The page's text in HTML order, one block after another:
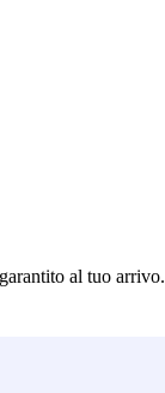
al tuo arrivo.